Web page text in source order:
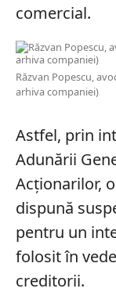
comercial.
Răzvan Popescu,
arhiva companiei)
Astfel, prin
Adunării
Acționarilor,
dispună
pentru un
folosit în
creditorii.